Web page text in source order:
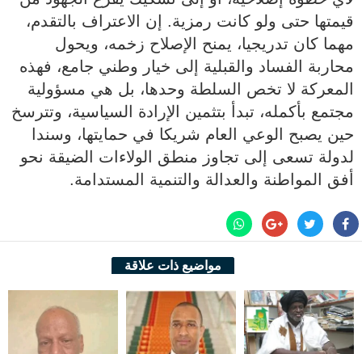
قيمتها حتى ولو كانت رمزية. إن الاعتراف بالتقدم،
مهما كان تدريجيا، يمنح الإصلاح زخمه، ويحول
محاربة الفساد والقبلية إلى خيار وطني جامع، فهذه
المعركة لا تخص السلطة وحدها، بل هي مسؤولية
مجتمع بأكمله، تبدأ بتثمين الإرادة السياسية، وتترسخ
حين يصبح الوعي العام شريكا في حمايتها، وسندا
لدولة تسعى إلى تجاوز منطق الولاءات الضيقة نحو
أفق المواطنة والعدالة والتنمية المستدامة.
مواضيع ذات علاقة